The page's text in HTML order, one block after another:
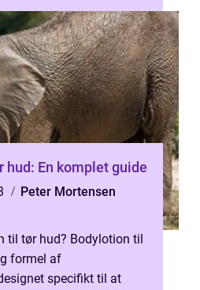
hud: En komplet guide
Peter Mortensen
til tør hud? Bodylotion til
formel af
specifikt til at